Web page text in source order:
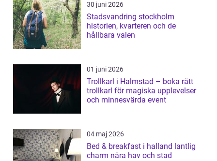
30 juni 2026
Stadsvandring stockholm
historien, kvarteren och de
hållbara valen
01 juni 2026
Trollkarl i Halmstad – boka rätt
trollkarl för magiska upplevelser
och minnesvärda event
04 maj 2026
Bed & breakfast i halland lantlig
charm nära hav och stad